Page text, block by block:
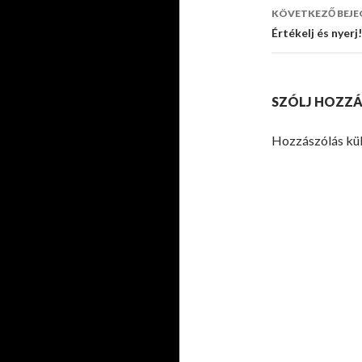
navigáció
KÖVETKEZŐ
Értékelj és nyerj!
SZÓLJ
Hozzászólás